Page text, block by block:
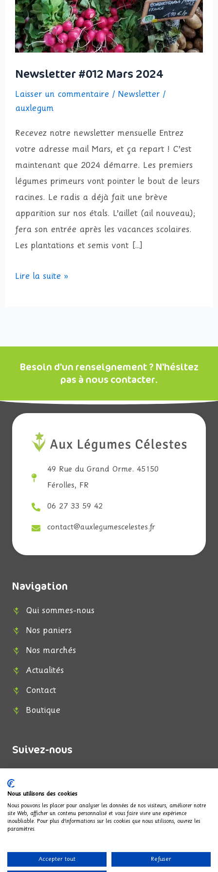
Newsletter #012 Mars 2024
Laisser un commentaire / Newsletter/
auxlegum
Recevez notre newsletter mensuelle Entrez
votre adresse mail Mars, et ça repart ! C’est
maintenant que 2024 démarre. Les premiers
légumes primeurs vont pointer le bout de leurs
racines. Le radis a déjà fait une brève
apparition sur nos étals. L’aillet (ail nouveau);
fera son entrée après les vacances scolaires.
Les plantations et semis vont […]
Lire la suite »
Besoin d'un renseignement ? N'hésitez
pas à nous contacter.
49 Rue du Grand Orme. 45150
Férolles, FR
06 27 33 59 42
contact@auxlegumescelestes.fr
Navigation
Qui sommes-nous
Nos paniers
Nos marchés
Actualités
Contact
Boutique
Suivez-nous
F
c
e
b
o
f
I
s
t
a
g
m
Conditions générales de vente
Nous utilisons des cookies
Nous pouvons les placer pour analyser les données de nos visiteurs, améliorer notre
site Web, afficher un contenu personnalisé et vous faire vivre une expérience
inoubliable. Pour plus d'informations sur les cookies que nous utilisons, ouvrez les
paramètres.
Accepter tout Refuser